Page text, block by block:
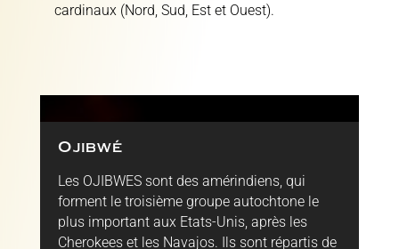
cardinaux (Nord, Sud, Est et Ouest).
Ojibwé
Les OJIBWES sont des amérindiens, qui
forment le troisième groupe autochtone le
plus important aux Etats-Unis, après les
Cherokees et les Navajos. Ils sont répartis de